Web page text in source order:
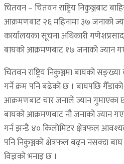
चितवन – चितवन राष्ट्रिय निकुञ्जबाट
आक्रमणबाट २६ महिनामा ३७ जनाको
कार्यालयका सूचना अधिकारी
बाघको आक्रमणबाट १७ जनाको ज्यान
चितवन राष्ट्रिय निकुञ्जमा बाघको
गर्ने क्रम पनि बढेको छ । बाघपछि
आक्रमणबाट चार जनाले ज्यान गुमाएका
बाघको आक्रमणबाट नौ जनाको ज्यान
गर्न झन्डै ४० किलोमिटर क्षेत्रफल
पनि निकुञ्जको क्षेत्रफल बढ्न नसक्दा
विज्ञको भनाइ छ ।